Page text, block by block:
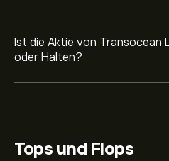
Ist die Aktie von Transocean
oder Halten?
Tops und Flops